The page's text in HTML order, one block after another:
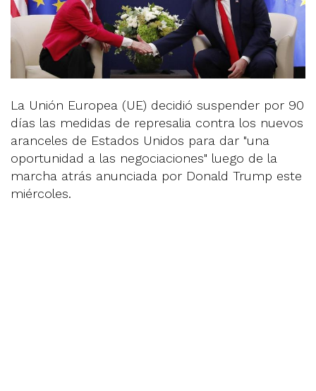
La Unión Europea (UE) decidió suspender por 90
días las medidas de represalia contra los nuevos
aranceles de Estados Unidos para dar "una
oportunidad a las negociaciones" luego de la
marcha atrás anunciada por Donald Trump este
miércoles.